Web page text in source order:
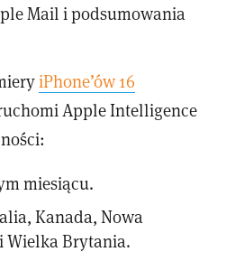
Mail i podsumowania
iPhone’ów 16
Apple Intelligence
miesiącu.
Kanada, Nowa
Wielka Brytania.